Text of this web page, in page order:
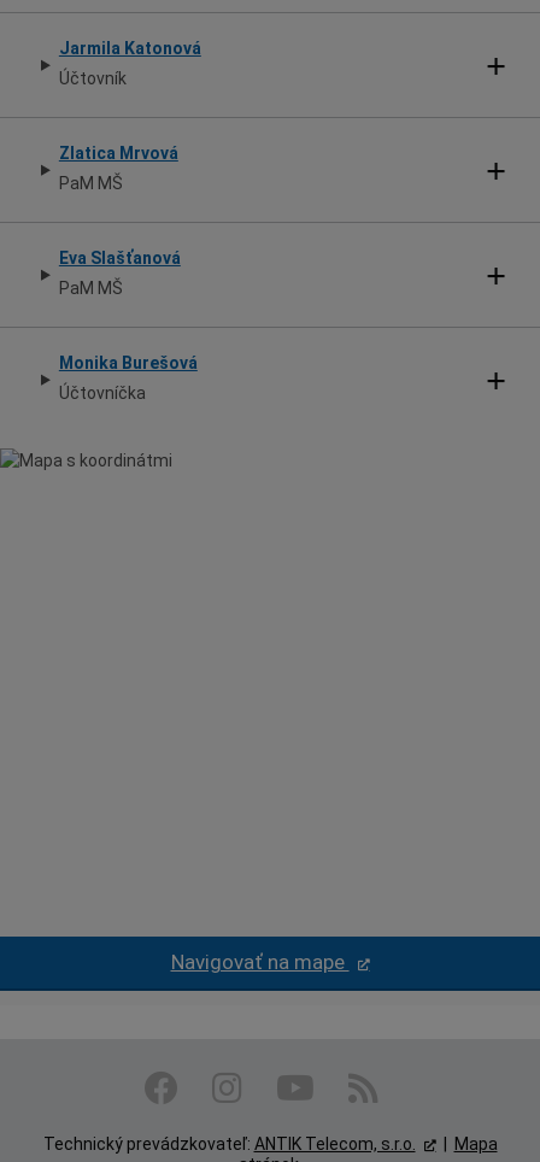
Jarmila Katonová
Účtovník
Zlatica Mrvová
PaM MŠ
Eva Slašťanová
PaM MŠ
Monika Burešová
Účtovníčka
Navigovať na mape
Technický prevádzkovateľ: ANTIK Telecom, s.r.o. |
Mapa